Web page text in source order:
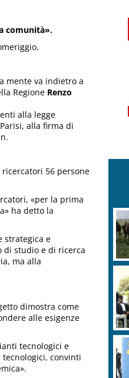
comunità».
mente va indietro a
Regione Renzo
alla legge
alla firma di
56 persone
«per la prima
ha detto la
strategica e
di studio e di ricerca
ma alla
dimostra come
alle esigenze
tecnologici e
convinti